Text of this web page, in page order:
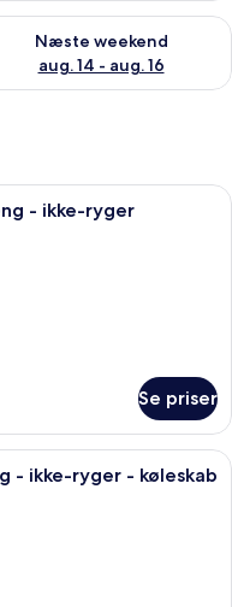
aug. 7 - aug. 9
Næste weekend
aug. 14 - aug. 16
tilgængelighed for næste
og ryddeligt hotelværelse
- ikke-ryger
Se priser
og ryddeligt hotelværelse
- ikke-ryger - køleskab